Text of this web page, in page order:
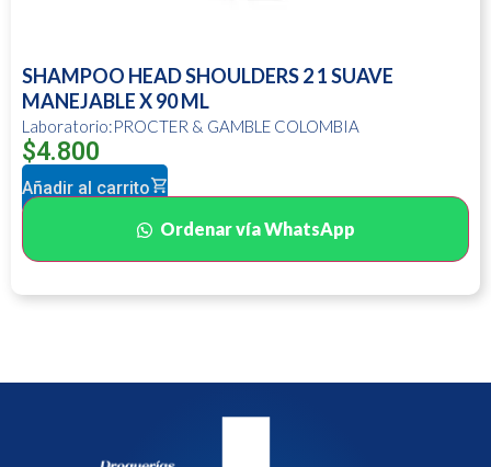
SHAMPOO HEAD SHOULDERS 2 1 SUAVE
MANEJABLE X 90 ML
Laboratorio:PROCTER & GAMBLE COLOMBIA
$4.800
Añadir al carrito
Ordenar vía WhatsApp